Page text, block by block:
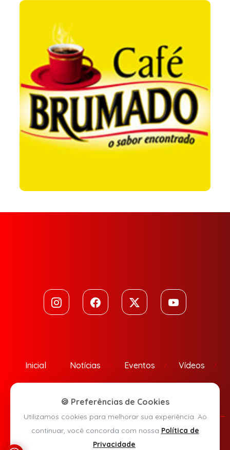
Inicial Notícias Eventos Vídeos
Política de Privacidade
🍪 Preferências de Cookies
Utilizamos cookies para melhorar sua experiência. Ao
continuar, você concorda com nossa Política de
Privacidade.